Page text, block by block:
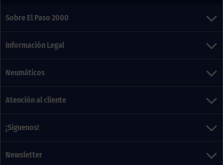
Sobre El Paso 2000
Información Legal
Neumáticos
Atención al cliente
¡Síguenos!
Newsletter